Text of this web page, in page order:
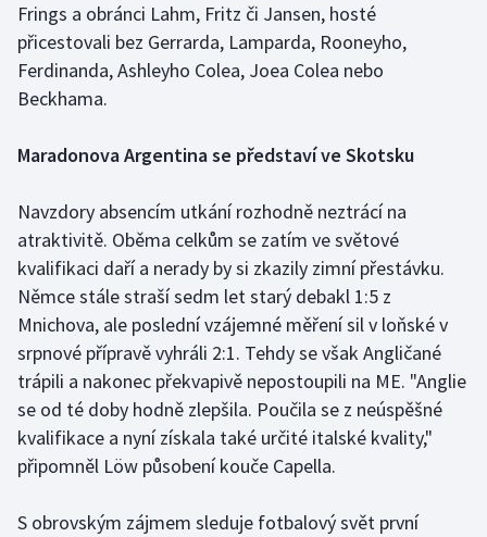
Jezdectví
Judo
Krasobruslení
Lyže a snowboard
Moderní pětiboj
Motorsport
Olympijské hry
Parasport
Frings a obránci Lahm, Fritz či Jansen, hosté
přicestovali bez Gerrarda, Lamparda, Rooneyho,
Ferdinanda, Ashleyho Colea, Joea Colea nebo
Beckhama.
Maradonova Argentina se představí ve Skotsku
Navzdory absencím utkání rozhodně neztrácí na
atraktivitě. Oběma celkům se zatím ve světové
kvalifikaci daří a nerady by si zkazily zimní přestávku.
Němce stále straší sedm let starý debakl 1:5 z
Mnichova, ale poslední vzájemné měření sil v loňské v
srpnové přípravě vyhráli 2:1. Tehdy se však Angličané
trápili a nakonec překvapivě nepostoupili na ME. "Anglie
se od té doby hodně zlepšila. Poučila se z neúspěšné
kvalifikace a nyní získala také určité italské kvality,"
připomněl Löw působení kouče Capella.
S obrovským zájmem sleduje fotbalový svět první